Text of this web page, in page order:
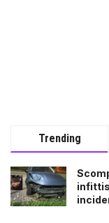
Trending